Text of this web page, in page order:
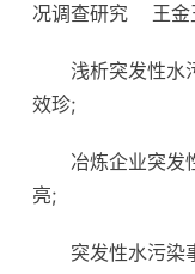
况调查研究 王
浅析突发性
效珍;
冶炼企业突
亮;
突发性水污